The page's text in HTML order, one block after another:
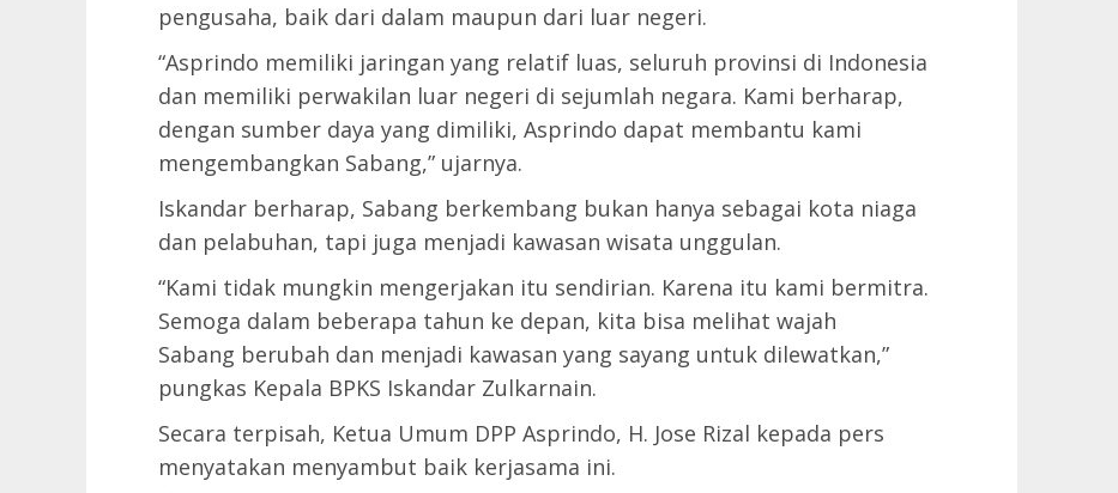
pengusaha, baik dari dalam maupun dari luar negeri.
“Asprindo memiliki jaringan yang relatif luas, seluruh provinsi di Indonesia
dan memiliki perwakilan luar negeri di sejumlah negara. Kami berharap,
dengan sumber daya yang dimiliki, Asprindo dapat membantu kami
mengembangkan Sabang,” ujarnya.
Iskandar berharap, Sabang berkembang bukan hanya sebagai kota niaga
dan pelabuhan, tapi juga menjadi kawasan wisata unggulan.
“Kami tidak mungkin mengerjakan itu sendirian. Karena itu kami bermitra.
Semoga dalam beberapa tahun ke depan, kita bisa melihat wajah
Sabang berubah dan menjadi kawasan yang sayang untuk dilewatkan,”
pungkas Kepala BPKS Iskandar Zulkarnain.
Secara terpisah, Ketua Umum DPP Asprindo, H. Jose Rizal kepada pers
menyatakan menyambut baik kerjasama ini.